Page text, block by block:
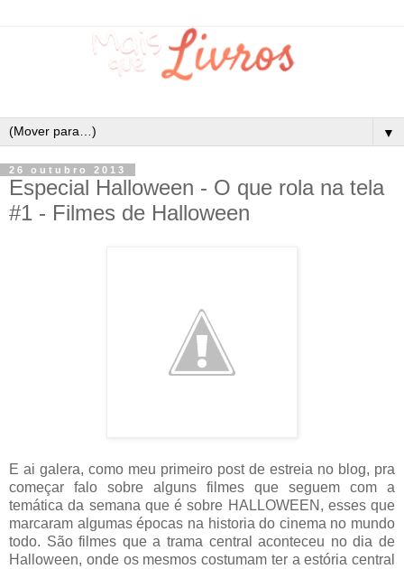
▼
26 outubro 2013
Especial Halloween - O que rola na tela
#1 - Filmes de Halloween
E ai galera, como meu primeiro post de estreia no blog, pra
começar falo sobre alguns filmes que seguem com a
temática da semana que é sobre HALLOWEEN, esses que
marcaram algumas épocas na historia do cinema no mundo
todo. São filmes que a trama central aconteceu no dia de
Halloween, onde os mesmos costumam ter a estória central